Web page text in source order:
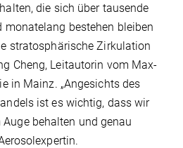
die sich über tausende
monatelang bestehen bleiben
stratosphärische Zirkulation
Cheng, Leitautorin vom Max-
in Mainz. „Angesichts des
ist es wichtig, dass wir
behalten und genau